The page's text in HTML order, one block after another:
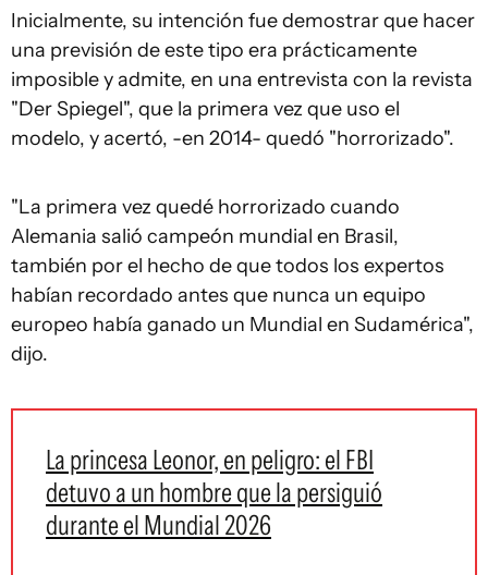
Inicialmente, su intención fue demostrar que hacer
una previsión de este tipo era prácticamente
imposible y admite, en una entrevista con la revista
"Der Spiegel", que la primera vez que uso el
modelo, y acertó, -en 2014- quedó "horrorizado".
"La primera vez quedé horrorizado cuando
Alemania salió campeón mundial en Brasil,
también por el hecho de que todos los expertos
habían recordado antes que nunca un equipo
europeo había ganado un Mundial en Sudamérica",
dijo.
La princesa Leonor, en peligro: el FBI
detuvo a un hombre que la persiguió
durante el Mundial 2026